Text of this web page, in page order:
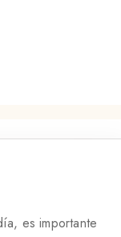
es importante